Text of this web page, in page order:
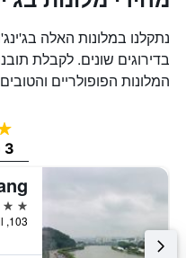
נתקלנו במלונות האלה
בדירוגים שונים. לקבלת
המלונות הפופולריים
3 כוכבים
3 כוכבים